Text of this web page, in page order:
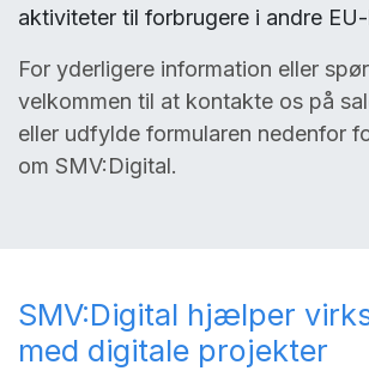
aktiviteter til forbrugere i andre
For yderligere information eller
velkommen til at kontakte os på
eller udfylde formularen nedenfor
om SMV:Digital.
SMV:Digital hjælper
med digitale projekter